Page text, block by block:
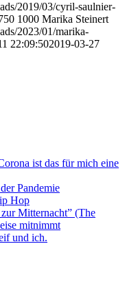
2019/03/cyril-saulnier-
1000 Marika Steinert
2023/01/marika-
22:09:502019-03-27
ist das für mich eine
Pandemie
Hop
Mitternacht” (The
mitnimmt
und ich.